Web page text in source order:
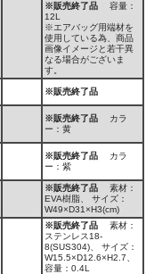
※販売終了品 容量：
12L
※エアバッグ用端材を
使用している為、商品
画像イメージと若干異
なる場合がございま
す。
※販売終了品
※販売終了品 カラ
ー：黄
※販売終了品 カラ
ー：紫
※販売終了品 素材：
EVA樹脂、 サイズ：
W49×D31×H3(cm)
※販売終了品 素材：
ステンレス18-
8(SUS304)、 サイズ：
W15.5×D12.6×H2.7、
容量：0.4L